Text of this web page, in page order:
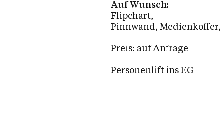
Auf Wunsch:
Flipchart,
Pinnwand, Medienkoffer,
Preis: auf Anfrage
Personenlift ins EG